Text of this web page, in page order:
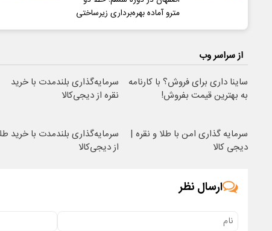
مترو آماده بهره‌برداری زیرساختی
از سراسر وب
ساینا داری برای فروش؟ با کارنامه
به بهترین قیمت بفروش!
سرمایه‌گذاری بلندمدت با خرید
نقره از دیجی‌کالا
سرمایه گذاری امن با طلا و نقره |
دیجی کالا
سرمایه‌گذاری بلندمدت با خرید
از دیجی‌کالا
ارسال نظر